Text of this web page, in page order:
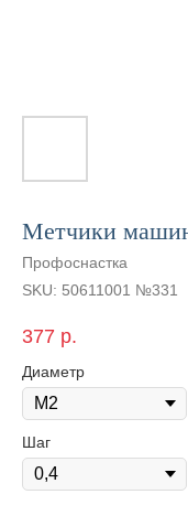
Метчики
Профоснастка
SKU: 50611001 №331
377 р.
Диаметр
Шаг